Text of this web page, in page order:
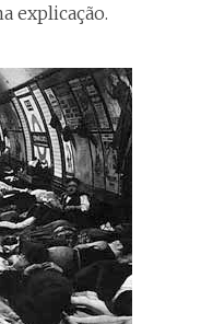
explicação.